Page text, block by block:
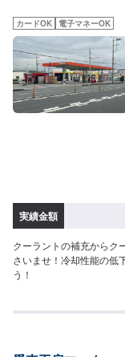
カードOK 電子マネーOK
実績金額
クーラントの補充からク
さいませ！冷却性能の低
う！